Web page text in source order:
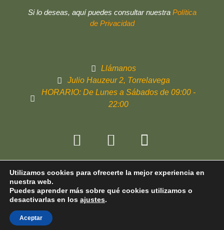
Si lo deseas, aquí puedes consultar nuestra Política
de Privacidad
Llámanos
Julio Hauzeur 2, Torrelavega
HORARIO: De Lunes a Sábados de 09:00 -
22:00
Studio
Utilizamos cookies para ofrecerte la mejor experiencia en
nuestra web.
Puedes aprender más sobre qué cookies utilizamos o
desactivarlas en los ajustes.
Aceptar